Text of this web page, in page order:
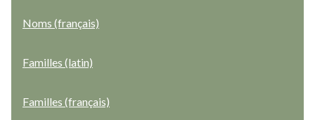
Noms (français)
Familles (latin)
Familles (français)